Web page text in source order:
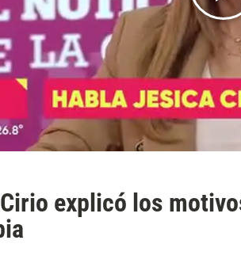
explicó los